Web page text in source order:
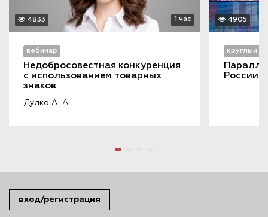
4833 1 час
вебинар
Недобросовестная конкуренция
с использованием товарных
знаков
Дудко А. А.
4905
круглый
России-
вход/регистрация